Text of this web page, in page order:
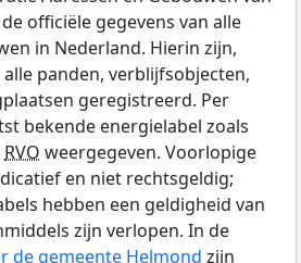
officiële gegevens van alle
in Nederland. Hierin zijn,
panden, verblijfsobjecten,
geregistreerd. Per
bekende energielabel zoals
RVO weergegeven. Voorlopige
en niet rechtsgeldig;
hebben een geldigheid van
zijn verlopen. In de
de gemeente Helmond zijn